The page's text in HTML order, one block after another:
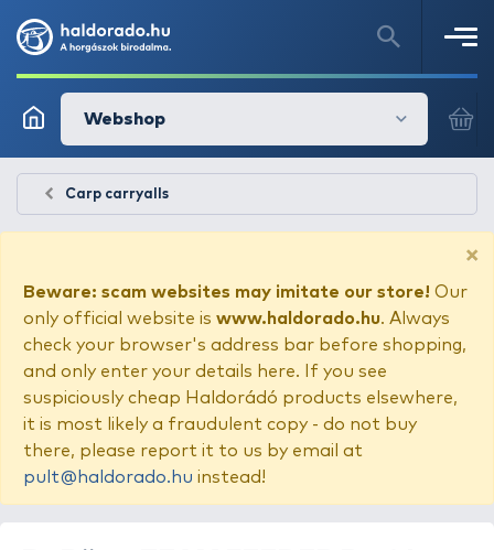
Webshop
Carp carryalls
×
Beware: scam websites may imitate our store! Our
only official website is www.haldorado.hu. Always
check your browser's address bar before shopping,
and only enter your details here. If you see
suspiciously cheap Haldorádó products elsewhere,
it is most likely a fraudulent copy - do not buy
there, please report it to us by email at
pult@haldorado.hu instead!